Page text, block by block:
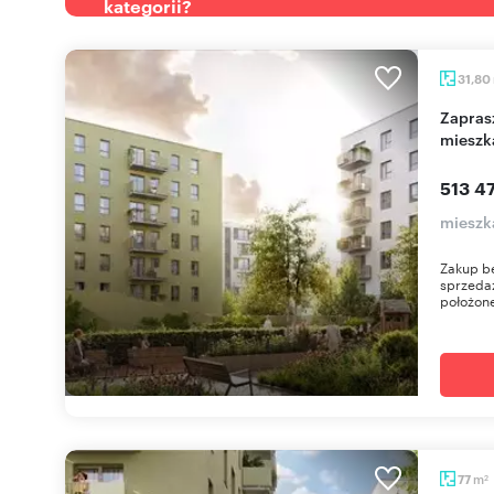
kategorii?
31,80
Zapraszam do obejrzenia nowoczesnego
513
Zakup
77 m2